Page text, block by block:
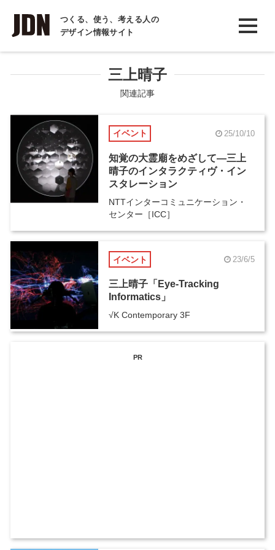
つくる、使う、考える人の
デザイン情報サイト
INTERVIEW
インタビュー
COLUMN
コラム
三上晴子
関連記事
イベント 25/10/10
知覚の大霊廟をめざして―三上
晴子のインタラクティヴ・イン
スタレーション
NTTインターコミュニケーション・
センター［ICC］
イベント 23/6/5
三上晴子「Eye-Tracking
Informatics」
√K Contemporary 3F
PR